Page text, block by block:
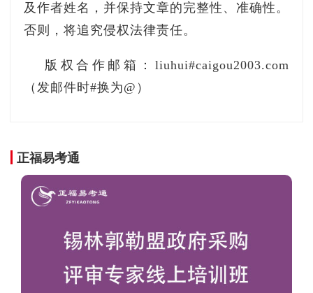
国家气象信息中心原副总工程师沈文海告诉记
影响，一方面，促使气象部门认真看待数据和系
统安全问题，切实将该问题作为一个不可忽视
度增加，初期原有的一些工作可能会受到影响，
有些系统的工作效率可能会有所下降。
近年来，关键信息基础设施一词在政府采购活
动中频繁出现，比如某部委启动关键信息基础设
及作者姓名，并保持文章的完整性、准确性。
否则，将追究侵权法律责任。
版权合作邮箱：liuhui#caigou2003.com
（发邮件时#换为@）
正福易考通